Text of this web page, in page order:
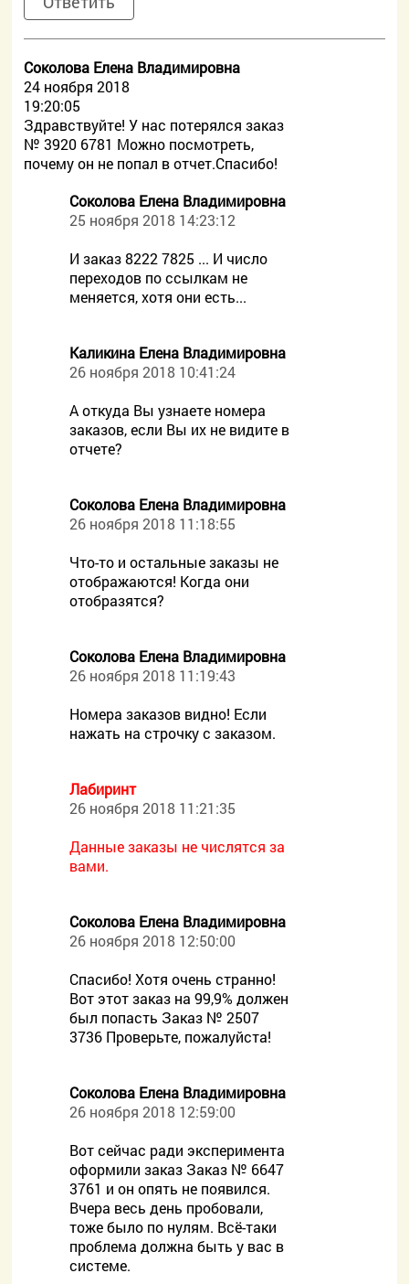
Соколова Елена Владимировна
24 ноября 2018
19:20:05
Здравствуйте! У нас потерялся заказ
№ 3920 6781 Можно посмотреть,
почему он не попал в отчет.Спасибо!
Соколова Елена Владимировна
25 ноября 2018 14:23:12
И заказ 8222 7825 ... И число
переходов по ссылкам не
меняется, хотя они есть...
Каликина Елена Владимировна
26 ноября 2018 10:41:24
А откуда Вы узнаете номера
заказов, если Вы их не видите в
отчете?
Соколова Елена Владимировна
26 ноября 2018 11:18:55
Что-то и остальные заказы не
отображаются! Когда они
отобразятся?
Соколова Елена Владимировна
26 ноября 2018 11:19:43
Номера заказов видно! Если
нажать на строчку с заказом.
Лабиринт
26 ноября 2018 11:21:35
Данные заказы не числятся за
вами.
Соколова Елена Владимировна
26 ноября 2018 12:50:00
Спасибо! Хотя очень странно!
Вот этот заказ на 99,9% должен
был попасть Заказ № 2507
3736 Проверьте, пожалуйста!
Соколова Елена Владимировна
26 ноября 2018 12:59:00
Вот сейчас ради эксперимента
оформили заказ Заказ № 6647
3761 и он опять не появился.
Вчера весь день пробовали,
тоже было по нулям. Всё-таки
проблема должна быть у вас в
системе.